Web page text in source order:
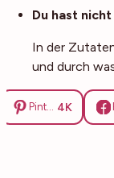
Du hast
In der
und durch
Pinterest 4K